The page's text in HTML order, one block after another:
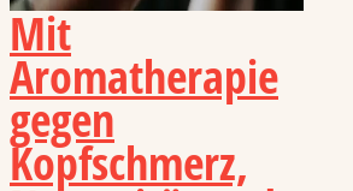
Mit
Aromatherapie
gegen
Kopfschmerz,